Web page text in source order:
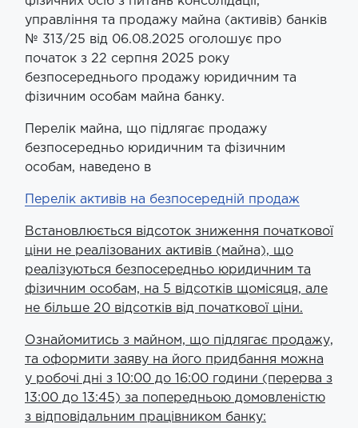
управління та продажу майна (активів) банків
№ 313/25 від 06.08.2025 оголошує про
початок з 22 серпня 2025 року
безпосереднього продажу юридичним та
фізичним особам майна банку.
Перелік майна, що підлягає продажу
безпосередньо юридичним та фізичним
особам, наведено в
Перелік активів на безпосередній продаж
Встановлюється відсоток зниження початкової
ціни не реалізованих активів (майна), що
реалізуються безпосередньо юридичним та
фізичним особам, на 5 відсотків щомісяця, але
не більше 20 відсотків від початкової ціни.
Ознайомитись з майном, що підлягає продажу,
та оформити заяву на його придбання можна
у робочі дні з 10:00 до 16:00 години (перерва з
13:00 до 13:45) за попередньою домовленістю
з відповідальним працівником банку: